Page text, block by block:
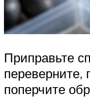
Приправьте
переверните,
поперчите